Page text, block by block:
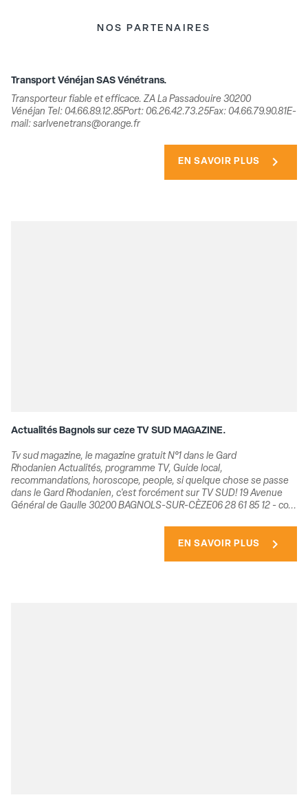
NOS PARTENAIRES
Transport Vénéjan SAS Vénétrans.
Transporteur fiable et efficace. ZA La Passadouire 30200
Vénéjan Tel: 04.66.89.12.85Port: 06.26.42.73.25Fax: 04.66.79.90.81E-
mail: sarlvenetrans@orange.fr
EN SAVOIR PLUS chevron_right
Actualités Bagnols sur ceze TV SUD MAGAZINE.
Tv sud magazine, le magazine gratuit N°1 dans le Gard
Rhodanien Actualités, programme TV, Guide local,
recommandations, horoscope, people, si quelque chose se passe
dans le Gard Rhodanien, c'est forcément sur TV SUD! 19 Avenue
Général de Gaulle 30200 BAGNOLS-SUR-CÈZE06 28 61 85 12 - co...
EN SAVOIR PLUS chevron_right